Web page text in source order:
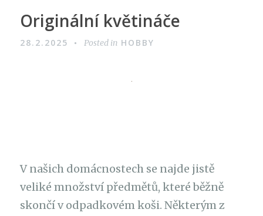
Originální květináče
28.2.2025 Posted in HOBBY
V našich domácnostech se najde jistě
veliké množství předmětů, které běžně
skončí v odpadkovém koši. Některým z